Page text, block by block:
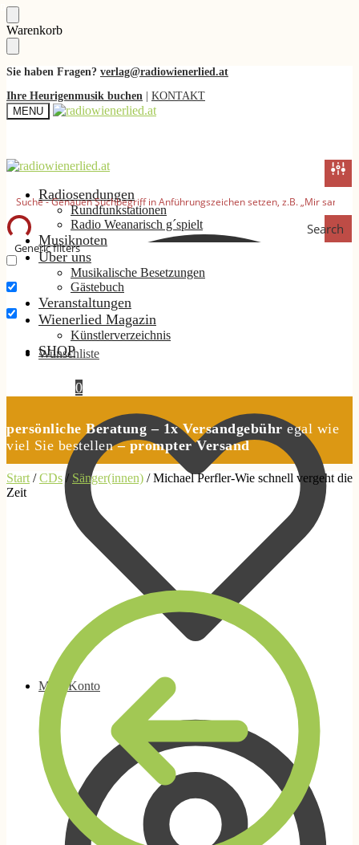
Skip
to
navigation
Skip
to
content
Warenkorb
Sie haben Fragen? verlag@radiowienerlied.at
Ihre Heurigenmusik buchen
KONTAKT
MENU
Search
Generic filters
Nur exakte Ergebnisse
Suche im Titel
Suche im Inhalt
Wunschliste
Mein Konto
Radiosendungen
Rundfunkstationen
Radio Weanarisch g´spielt
Musiknoten
Über uns
Musikalische Besetzungen
Gästebuch
Veranstaltungen
Wienerlied Magazin
Künstlerverzeichnis
SHOP
0
persönliche Beratung – 1x Versandgebühr egal wie
viel Sie bestellen– prompter Versand
Start /CDs/ Sänger(innen) /Michael Perfler-Wie schnell vergeht die
Zeit